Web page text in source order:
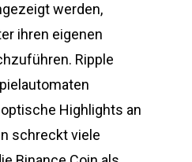
werden,
ihren eigenen
Ripple
Highlights an
schreckt viele